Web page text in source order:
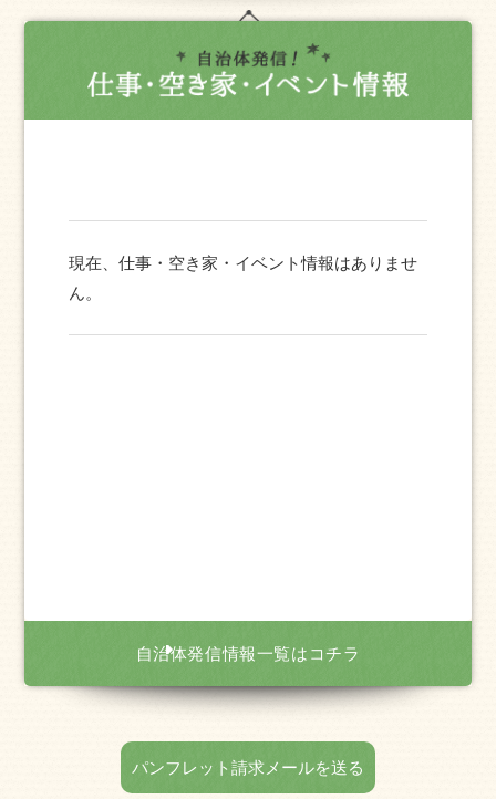
現在、仕事・空き家・イベント情報はありませ
ん。
自治体発信情報一覧はコチラ
パンフレット請求メールを送る